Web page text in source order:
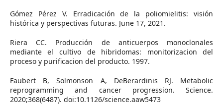
Gómez Pérez V. Erradicación de la poliomielitis: visión
histórica y perspectivas futuras. June 17, 2021.
Riera CC. Producción de anticuerpos monoclonales
mediante el cultivo de hibridomas: monitorizacion del
proceso y purificacion del producto. 1997.
Faubert B, Solmonson A, DeBerardinis RJ. Metabolic
reprogramming and cancer progression. Science.
2020;368(6487). doi:10.1126/science.aaw5473